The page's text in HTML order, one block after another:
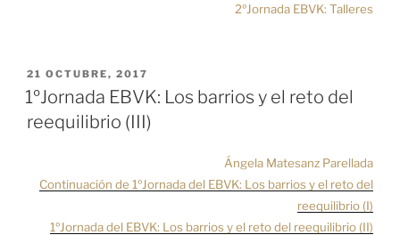
2ºJornada EBVK: Talleres
PUBLICADO
EL
21 OCTUBRE, 2017
1ºJornada EBVK: Los barrios y el reto del
reequilibrio (III)
Ángela Matesanz Parellada
Continuación de 1ºJornada del EBVK: Los barrios y el reto del
reequilibrio (I)
1ºJornada del EBVK: Los barrios y el reto del reequilibrio (II)